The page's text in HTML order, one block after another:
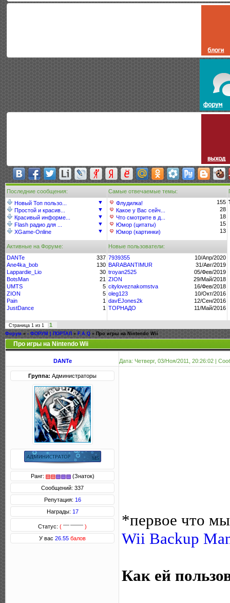
Последние сообщения: Самые отвечаемые темы:
Новый Топ пользо...
▼
Простой и красив...
▼
Красивый информе...
▼
Flash радио для ...
▼
XGame-Online
▼
Флудилка!
155
Какое у Вас сейч...
28
Что смотрите в д...
18
Юмор (цитаты)
15
Юмор (картинки)
13
Активные на Форуме:
Новые пользователи:
DANTe
337
Ane4ka_bob
130
Lappardie_Lio
30
BotsMan
21
UMTS
5
ZION
5
Pain
1
JustDance
1
7939355
10/Апр/2020
BARABANTIMUR
31/Авг/2019
troyan2525
05/Фев/2019
ZION
29/Май/2018
cityloveznakomstva
16/Фев/2018
oleg123
10/Окт/2016
davEJones2k
12/Сен/2016
ТОРНАДО
11/Май/2016
Страница 1 из 1 1
Форум » - ФОРУМ | ПОРТАЛ » F.A.Q » Про игры на Nintendo Wii
Про игры на Nintendo Wii
DANTe Дата: Четверг, 03/Ноя/2011, 20:26:02 |
Группа: Администраторы
Ранг:
(Знаток)
Сообщений: 337
Репутация: 16
Награды: 17
Статус: (
)
У вас 26.55 балов
*первое что
Wii Backup
Как ей